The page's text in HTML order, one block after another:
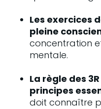
Les exercices
pleine
concentration
mentale.
La règle des
principes
doit connaître